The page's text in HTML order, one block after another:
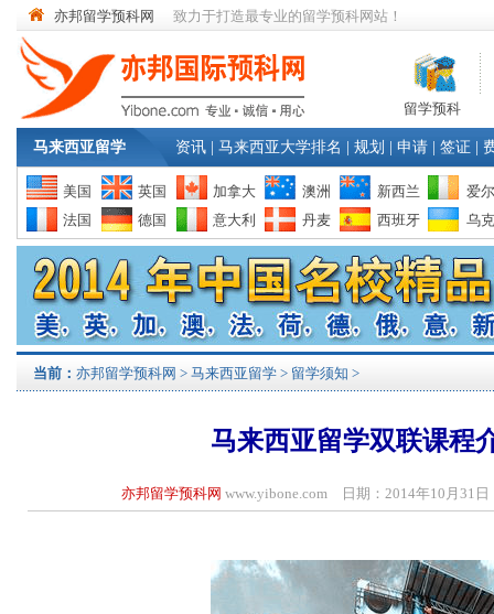
亦邦留学预科网 致力于打造最专业的留学预科网站！
留学预科
马来西亚留学 资讯 马来西亚大学排名 规划 申请 签证
美国 英国 加拿大 澳洲 新西兰
爱
法国
德国 意大利 丹麦 西班牙 乌
当前： 亦邦留学预科网 > 马来西亚留学 > 留学须知 >
马来西亚留学双联课程
亦邦留学预科网 www.yibone.com 日期：2014年10月31